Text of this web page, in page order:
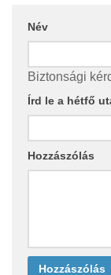
Név
Biztonsági
Írd le a hétfő
Hozzászólás